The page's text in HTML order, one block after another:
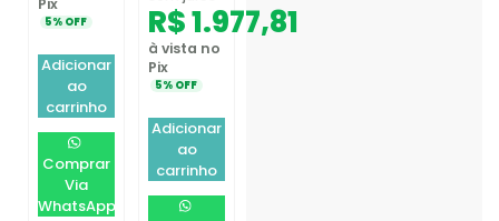
Pix
5% OFF
Adicionar
ao
carrinho
Comprar
Via
WhatsApp
R$1.977,81
à vista no
Pix
5% OFF
Adicionar
ao
carrinho